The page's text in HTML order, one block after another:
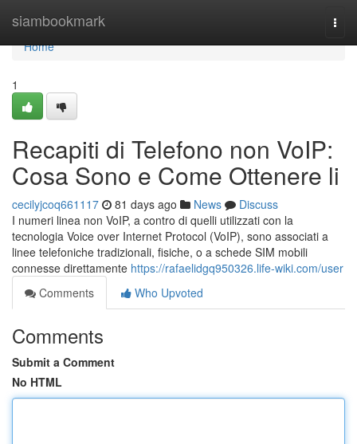
siambookmark
Home
Home
1
Recapiti di Telefono non VoIP:
Cosa Sono e Come Ottenere li
cecilyjcoq661117 81 days ago News
Discuss
I numeri linea non VoIP, a contro di quelli utilizzati con la
tecnologia Voice over Internet Protocol (VoIP), sono associati a
linee telefoniche tradizionali, fisiche, o a schede SIM mobili
connesse direttamente https://rafaelidgq950326.life-wiki.com/user
Comments
Who Upvoted
Comments
Submit a Comment
No HTML